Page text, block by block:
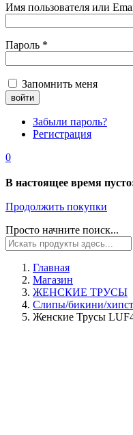
Имя пользователя или
Пароль *
Запомнить меня
Забыли пароль?
Регистрация
0
В настоящее время
Продолжить покупки
Просто начните поиск...
Главная
Магазин
ЖЕНСКИЕ ТРУСЫ
Слипы/бикини/
Женские Трусы